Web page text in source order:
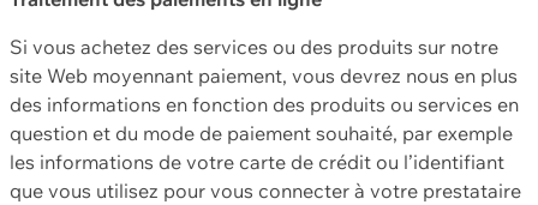
Si vous achetez des services ou des produits sur notre
site Web moyennant paiement, vous devrez nous en plus
des informations en fonction des produits ou services en
question et du mode de paiement souhaité, par exemple
les informations de votre carte de crédit ou l’identifiant
que vous utilisez pour vous connecter à votre prestataire